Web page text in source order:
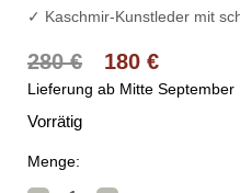
✓ Kaschmir-Kunstleder mit
280€ 180 €
Lieferung ab Mitte September
Vorrätig
Menge:
DAN-FORM WOOF